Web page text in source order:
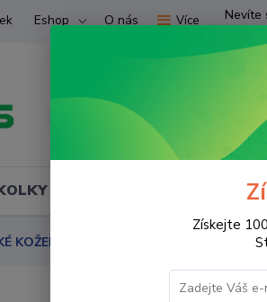
Eshop O nás Více
Nevíte
rady?
(ATV) UTV SKÚTRY
KOŽENÉ SCOTT Moto rukavice PROWL
Získejte